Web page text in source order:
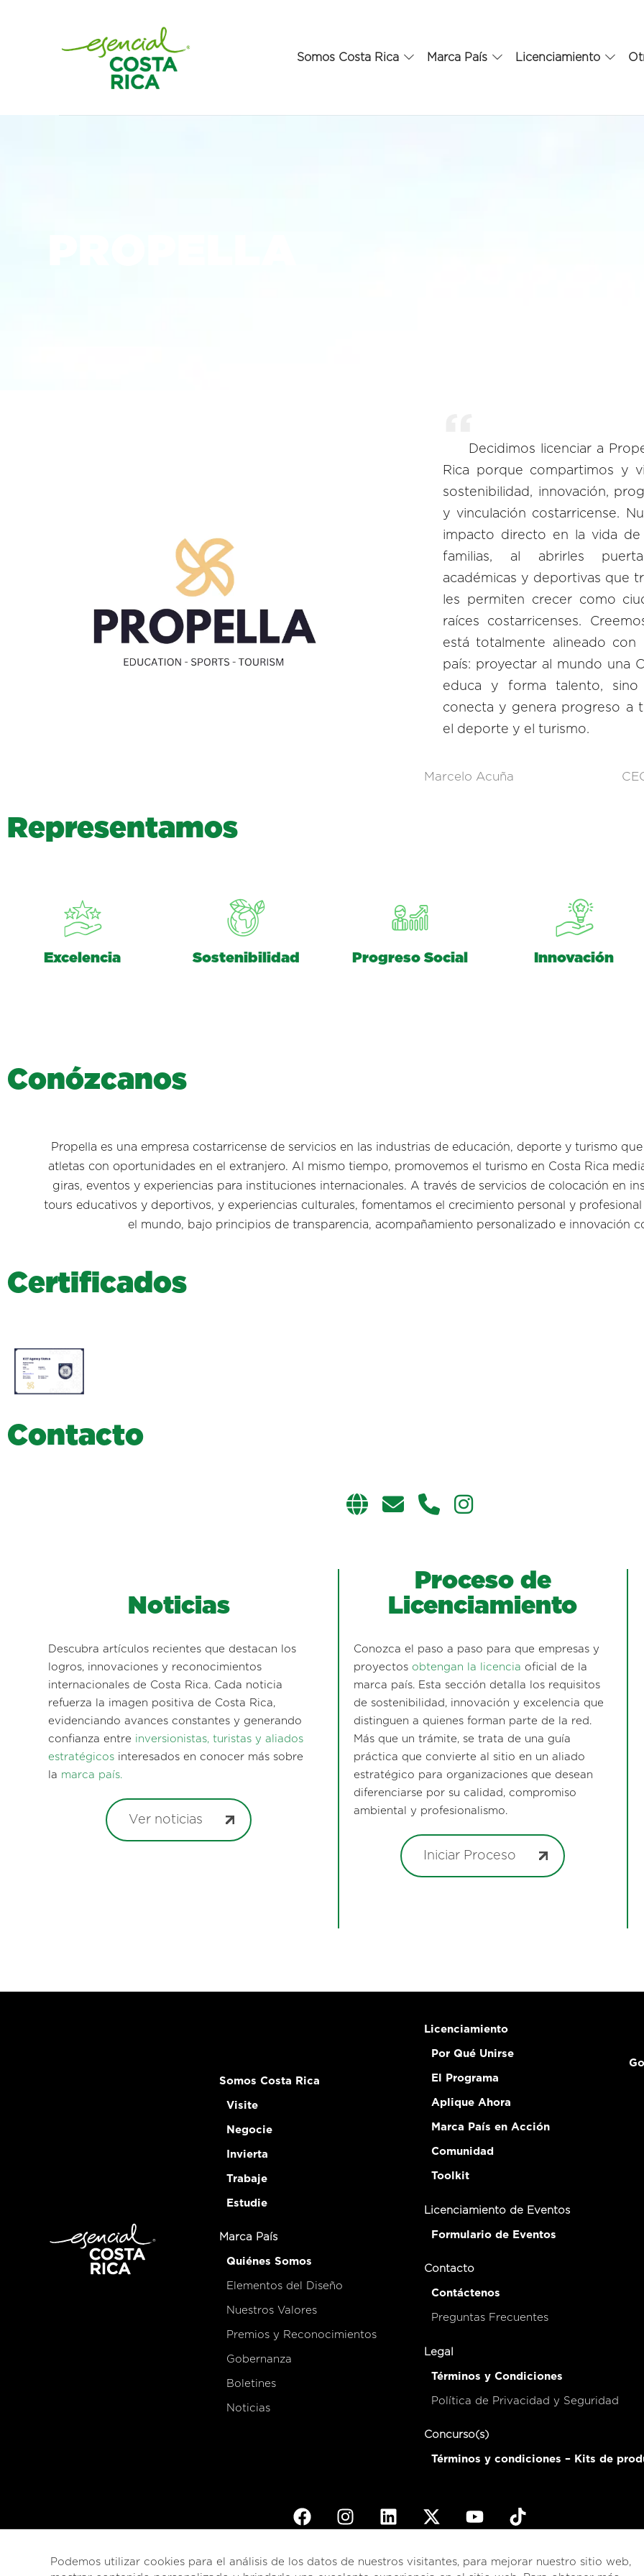
Somos Costa Rica Marca País Licenciamiento
Decidimos licenciar a
Rica porque compartimos y
sostenibilidad, innovación,
y vinculación costarricense.
impacto directo en la vida
familias, al abrirles
académicas y deportivas que
les permiten crecer como
raíces costarricenses.
está totalmente alineado con
país: proyectar al mundo una
educa y forma talento, sino
conecta y genera progreso a
el deporte y el turismo.
Marcelo Acuña
Representamos
Excelencia Sostenibilidad Progreso Social Innovación
Conózcanos
Propella es una empresa costarricense de servicios en las industrias de educación, deporte y turismo
atletas con oportunidades en el extranjero. Al mismo tiempo, promovemos el turismo en Costa Rica
giras, eventos y experiencias para instituciones internacionales. A través de servicios de colocación en
tours educativos y deportivos, y experiencias culturales, fomentamos el crecimiento personal y
el mundo, bajo principios de transparencia, acompañamiento personalizado e innovación
Certificad os
Contacto
Noticias
Descubra artículos recientes que destacan los
logros, innovaciones y reconocimientos
internacionales de Costa Rica. Cada noticia
refuerza la imagen positiva de Costa Rica,
evidenciando avances constantes y generando
confianza entre inversionistas, turistas y aliados
estratégicos interesados en conocer más sobre
la marca país.
Ver noticias
Proceso de
Licenciamiento
Conozca el paso a paso para que empresas y
proyectos obtengan la licencia oficial de la
marca país. Esta sección detalla los requisitos
de sostenibilidad, innovación y excelencia que
distinguen a quienes forman parte de la red.
Más que un trámite, se trata de una guía
práctica que convierte al sitio en un aliado
estratégico para organizaciones que desean
diferenciarse por su calidad, compromiso
ambiental y profesionalismo.
Iniciar Proceso
Somos Costa Rica
Visite
Negocie
Invierta
Trabaje
Estudie
Marca País
Quiénes Somos
Elementos del Diseño
Nuestros Valores
Premios y Reconocimientos
Gobernanza
Boletines
Noticias
Licenciamiento
Por Qué Unirse
El Programa
Aplique Ahora
Marca País en Acción
Comunidad
Toolkit
Licenciamiento de Eventos
Formulario de Eventos
Contacto
Contáctenos
Preguntas Frecuentes
Legal
Términos y Condiciones
Política de Privacidad y Seguridad
Concurso(s)
Términos y condiciones – Kits de
© 2026esencialCosta Rica
Podemos utilizar cookies para el análisis de los datos de nuestros visitantes, para mejorar nuestro sitio web,